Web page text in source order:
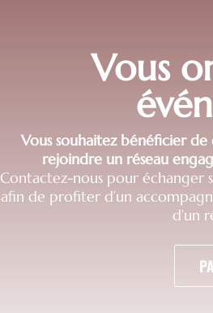
Vous
Vous souhaitez bénéficier
rejoindre un réseau
Contactez-nous pour échanger
afin de profiter d’un
d’un